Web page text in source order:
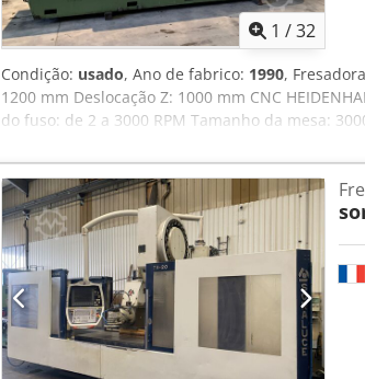
1 /32
Condição: usado, Ano de fabrico: 1990,
1200 mm Deslocação Z: 1000 mm CNC
do fuso: de 2 a 3000 RPM Tamanho da mesa:
sobre a mesa: 7 T Cabeça giratória manual
5000 x 3000 x 3000 mm Peso: 16,5 T